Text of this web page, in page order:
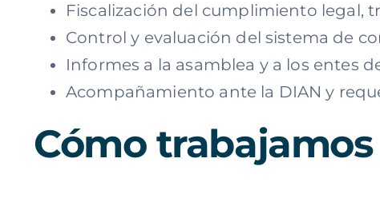
Fiscalización del cumplimiento legal,
Control y evaluación del sistema de
Informes a la asamblea y a los entes
Acompañamiento ante la DIAN y
Cómo trabajamos